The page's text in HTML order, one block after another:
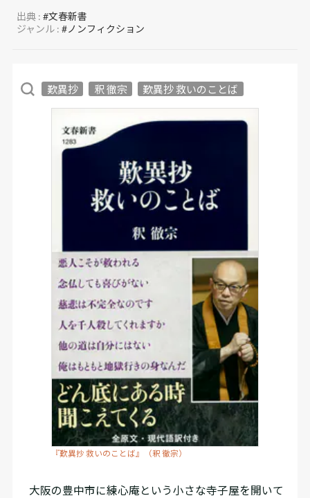
出典 :#文春新書
ジャンル :#ノンフィクション
歎異抄 釈 徹宗 歎異抄 救いのことば
『歎異抄 救いのことば』（釈 徹宗）
大阪の豊中市に練心庵という小さな寺子屋を開いて